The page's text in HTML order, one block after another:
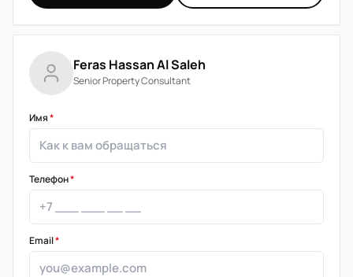
Feras Hassan Al Saleh
Senior Property Consultant
Имя*
Телефон*
Email*